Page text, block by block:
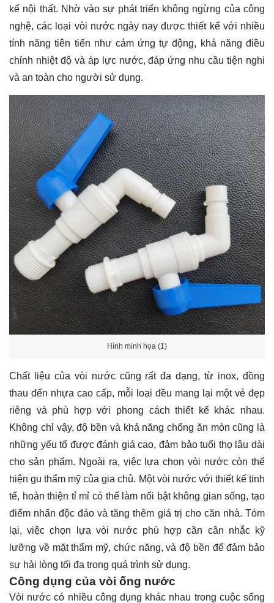
kế nội thất. Nhờ vào sự phát triển không ngừng của công
nghệ, các loại vòi nước ngày nay được thiết kế với nhiều
tính năng tiên tiến như cảm ứng tự động, khả năng điều
chỉnh nhiệt độ và áp lực nước, đáp ứng nhu cầu tiện nghi
và an toàn cho người sử dụng.
Hình minh họa (1)
Chất liệu của vòi nước cũng rất đa dạng, từ inox, đồng
thau đến nhựa cao cấp, mỗi loại đều mang lại một vẻ đẹp
riêng và phù hợp với phong cách thiết kế khác nhau.
Không chỉ vậy, độ bền và khả năng chống ăn mòn cũng là
những yếu tố được đánh giá cao, đảm bảo tuổi thọ lâu dài
cho sản phẩm. Ngoài ra, việc lựa chọn vòi nước còn thể
hiện gu thẩm mỹ của gia chủ. Một vòi nước với thiết kế tinh
tế, hoàn thiện tỉ mỉ có thể làm nổi bật không gian sống, tạo
điểm nhấn độc đáo và tăng thêm giá trị cho căn nhà. Tóm
lại, việc chọn lựa vòi nước phù hợp cần cân nhắc kỹ
lưỡng về mặt thẩm mỹ, chức năng, và độ bền để đảm bảo
sự hài lòng tối đa trong quá trình sử dụng.
Công dụng của vòi ống nước
Vòi nước có nhiều công dụng khác nhau trong cuộc sống